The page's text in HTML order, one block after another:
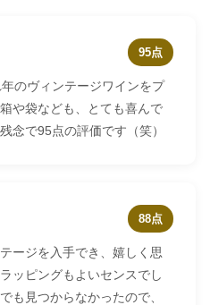
95点
のヴィンテージワインをプ
や袋なども、とても喜んで
念で95点の評価です（笑）
88点
ージを入手でき、嬉しく思
ッピングもよいセンスでし
も見つからなかったので、